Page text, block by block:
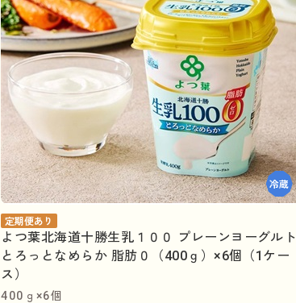
定期便あり
よつ葉北海道十勝生乳１００ プレーンヨーグルト
とろっとなめらか 脂肪０（400ｇ）×6個（1ケー
ス）
400ｇ×6個